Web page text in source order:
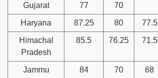
Gujarat 77 70
Haryana 87.25 80 77.5
Himachal
Pradesh
85.5 76.25 71.5
Jammu 84 70 68